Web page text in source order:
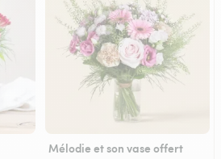
Mélodie et son vase offert